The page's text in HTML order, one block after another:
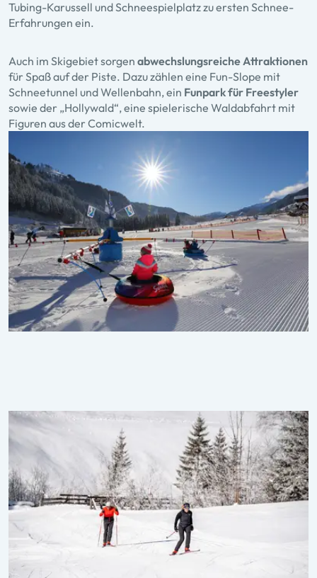
Tubing-Karussell und Schneespielplatz zu ersten Schnee-
Erfahrungen ein.
Auch im Skigebiet sorgen abwechslungsreiche Attraktionen
für Spaß auf der Piste. Dazu zählen eine Fun-Slope mit
Schneetunnel und Wellenbahn, ein Funpark für Freestyler
sowie der „Hollywald“, eine spielerische Waldabfahrt mit
Figuren aus der Comicwelt.